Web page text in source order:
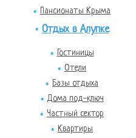
Пансионаты Крыма
Отдых в Алупке
Гостиницы
Отели
Базы отдыха
Дома под-ключ
Частный сектор
Квартиры